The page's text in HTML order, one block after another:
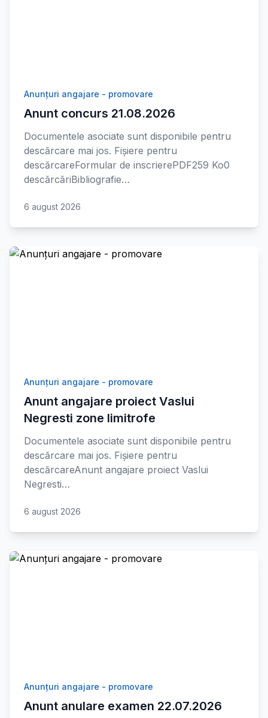
Anunțuri angajare - promovare
Anunt concurs 21.08.2026
Documentele asociate sunt disponibile pentru
descărcare mai jos. Fișiere pentru
descărcareFormular de inscrierePDF259 Ko0
descărcăriBibliografie…
6 august 2026
Anunțuri angajare - promovare
Anunt angajare proiect Vaslui
Negresti zone limitrofe
Documentele asociate sunt disponibile pentru
descărcare mai jos. Fișiere pentru
descărcareAnunt angajare proiect Vaslui
Negresti…
6 august 2026
Anunțuri angajare - promovare
Anunt anulare examen 22.07.2026